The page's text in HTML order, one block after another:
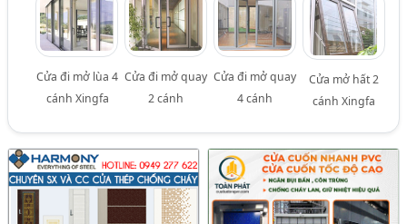
Cửa đi mở lùa 4
cánh Xingfa
Cửa đi mở quay
2 cánh
Cửa đi mở quay
4 cánh
Cửa mở hất 2
cánh Xingfa